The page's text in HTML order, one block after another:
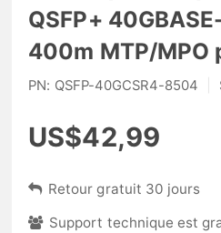
QSFP+
400m MTP/MPO
PN: QSFP-40GCSR4-8504
US$42,99
Retour gratuit 30 jours
Support technique est